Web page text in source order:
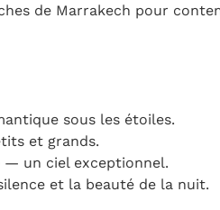
de Marrakech pour
sous les étoiles.
et grands.
— un ciel exceptionnel.
et la beauté de la nuit.